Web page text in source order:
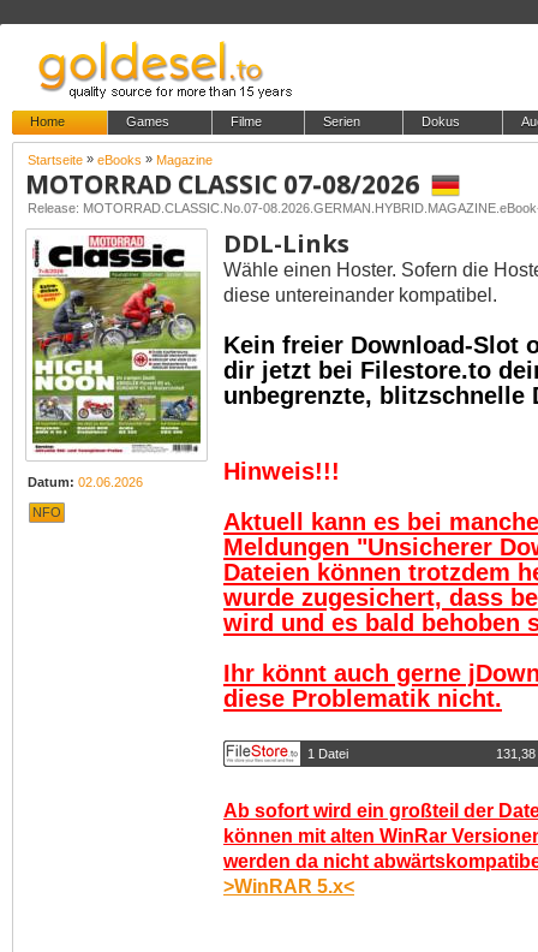
Home Games Filme Serien Dokus
Startseite » eBooks » Magazine
MOTORRAD CLASSIC 07-08/2026
Release: MOTORRAD.CLASSIC.No.07-
Datum: 02.06.2026
NFO
DDL-Links
Wähle einen Hoster. Sofern die
diese untereinander kompatibel.
Kein freier Download-Slot
dir jetzt bei Filestore.to
unbegrenzte, blitzschnelle
Hinweis!!!
Aktuell kann es bei
Meldungen "Unsicherer
Dateien können trotzdem
wurde zugesichert, dass
wird und es bald behoben
Ihr könnt auch gerne
diese Problematik nicht.
1 Datei
Ab sofort wird ein großteil der
können mit alten WinRar
werden da nicht
>WinRAR 5.x<